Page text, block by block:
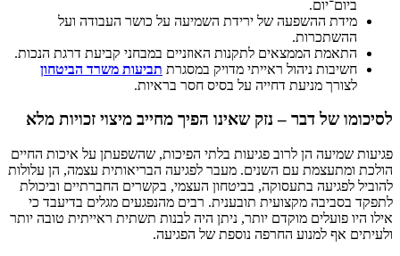
ביום־יום.
מידת ההשפעה של ירידת השמיעה על כושר העבודה ועל
ההשתכרות.
התאמת הממצאים לתקנות האוזניים במבחני קביעת דרגת הנכות.
חשיבות ניהול ראייתי מדויק במסגרת תביעות משרד הביטחון
לצורך מניעת דחייה על בסיס חסר בראיות.
לסיכומו של דבר – נזק שאינו הפיך מחייב מיצוי זכויות מלא
פגיעות שמיעה הן לרוב פגיעות בלתי הפיכות, שהשפעתן על איכות החיים
הולכת ומתעצמת עם השנים. מעבר לפגיעה הבריאותית עצמה, הן עלולות
להוביל לפגיעה בתעסוקה, בביטחון העצמי, בקשרים החברתיים וביכולת
לתפקד בסביבה מקצועית תובענית. רבים מהנפגעים מגלים בדיעבד כי
אילו היו פועלים מוקדם יותר, ניתן היה לבנות תשתית ראייתית טובה יותר
ולעיתים אף למנוע החרפה נוספת של הפגיעה.